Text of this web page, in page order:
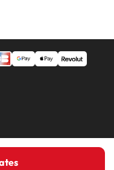
Ti S.L.U